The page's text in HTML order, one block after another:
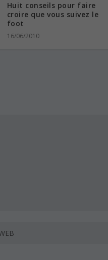
Huit conseils pour faire
croire que vous suivez le
foot
16/06/2010